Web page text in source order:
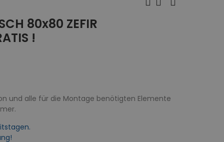
80x80 ZEFIR
!
und alle für die Montage benötigten Elemente